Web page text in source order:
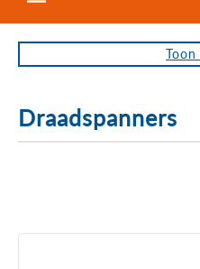
Toon
Draadspanners